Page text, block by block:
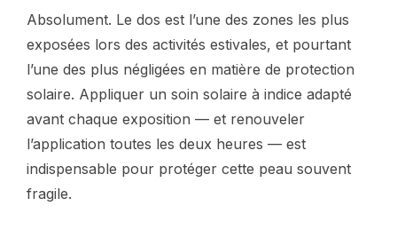
Absolument. Le dos est l’une des zones les plus
exposées lors des activités estivales, et pourtant
l’une des plus négligées en matière de protection
solaire. Appliquer un soin solaire à indice adapté
avant chaque exposition — et renouveler
l’application toutes les deux heures — est
indispensable pour protéger cette peau souvent
fragile.